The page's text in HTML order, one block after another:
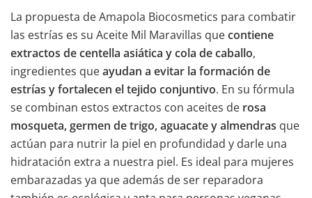
La propuesta de Amapola Biocosmetics para combatir
las estrías es su Aceite Mil Maravillas quecontiene
extractos de centella asiática y cola de caballo,
ingredientes queayudan a evitar la formación de
estrías y fortalecen el tejido conjuntivo. En su fórmula
se combinan estos extractos con aceites de rosa
mosqueta, germen de trigo, aguacate y almendras que
actúan para nutrir la piel en profundidad y darle una
hidratación extra a nuestra piel. Es ideal para mujeres
embarazadas ya que además de ser reparadora